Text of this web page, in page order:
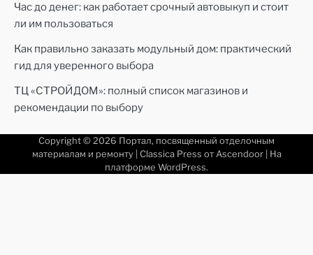
Час до денег: как работает срочный автовыкуп и стоит
ли им пользоваться
Как правильно заказать модульный дом: практический
гид для уверенного выбора
ТЦ «СТРОЙДОМ»: полный список магазинов и
рекомендации по выбору
Copyright © 2026 Портал, посвященный отделочным
материалам и ремонту| Classica Press от Ascendoor| На
платформе WordPress.